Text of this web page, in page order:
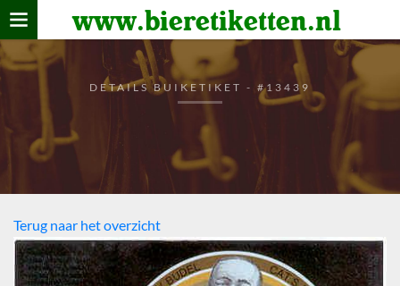
www.bieretiketten.nl
Home
verzamelen
De bierkaart
Bezoekers
DETAILS BUIKETIKET - #13439
Terug naar het overzicht